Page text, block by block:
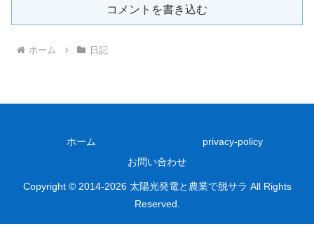
コメントを書き込む
ホーム 日記
ホーム
privacy-policy
お問い合わせ
Copyright © 2014-2026 太陽光発電と農業で脱サラ All Rights
Reserved.